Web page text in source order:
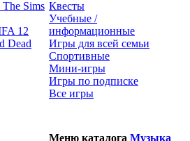
Sims
12
Dead
Квесты
Учебные /
информационные
Игры для всей семьи
Спортивные
Мини-игры
Игры по подписке
Все игры
Меню каталога Музыка